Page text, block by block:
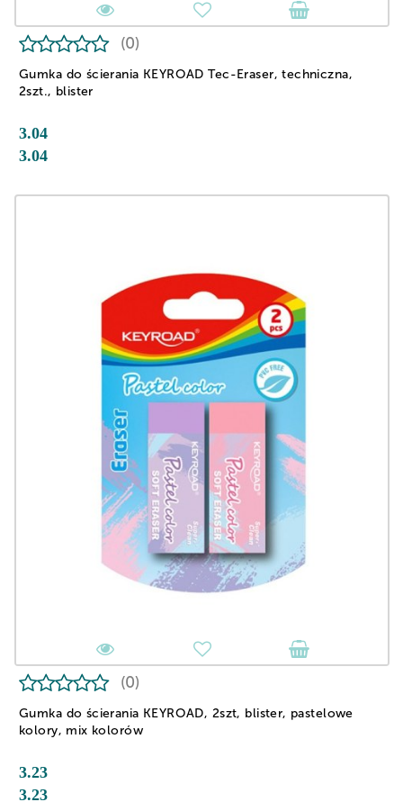
Gumka do ścierania KEYROAD Tec-Eraser, techniczna,
2szt., blister
(0)
3.04
3.04
Gumka do ścierania KEYROAD, 2szt, blister, pastelowe
kolory, mix kolorów
(0)
3.23
3.23